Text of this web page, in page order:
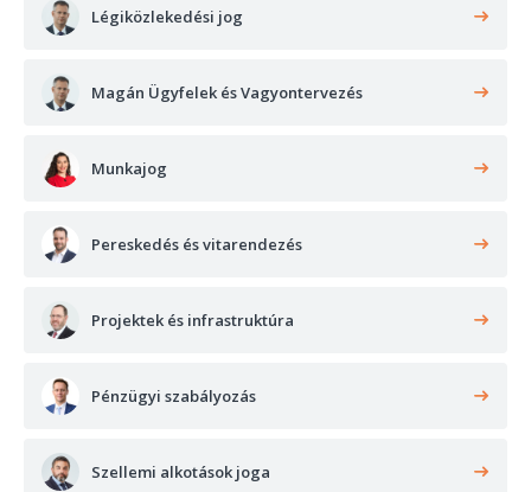
Légiközlekedési jog
Magán Ügyfelek és Vagyontervezés
Munkajog
Pereskedés és vitarendezés
Projektek és infrastruktúra
Pénzügyi szabályozás
Szellemi alkotások joga